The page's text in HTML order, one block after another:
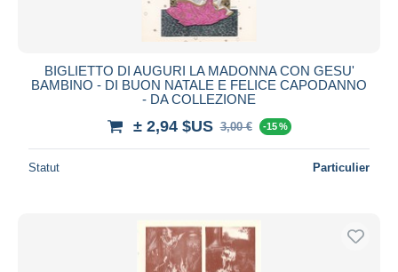
BIGLIETTO DI AUGURI LA MADONNA CON GESU'
BAMBINO - DI BUON NATALE E FELICE CAPODANNO
- DA COLLEZIONE
± 2,94 $US 3,00 € -15 %
Statut Particulier